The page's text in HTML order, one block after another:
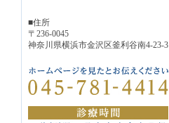
■住所
〒236-0045
神奈川県横浜市金沢区釜利谷南4-23-3